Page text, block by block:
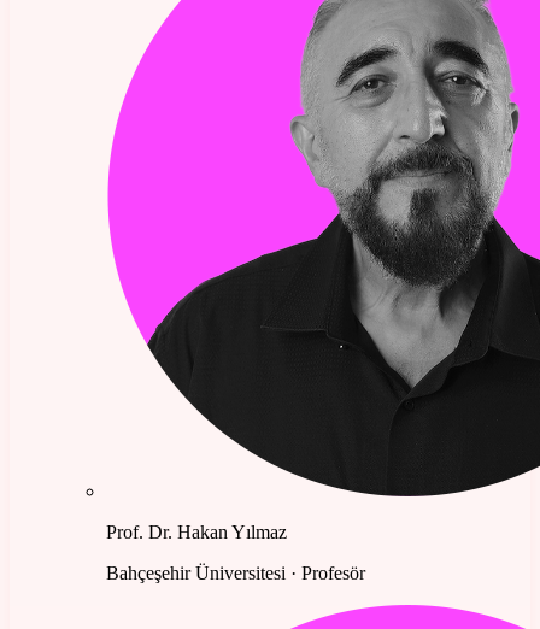
Prof. Dr. Hakan Yılmaz
Bahçeşehir Üniversitesi · Profesör